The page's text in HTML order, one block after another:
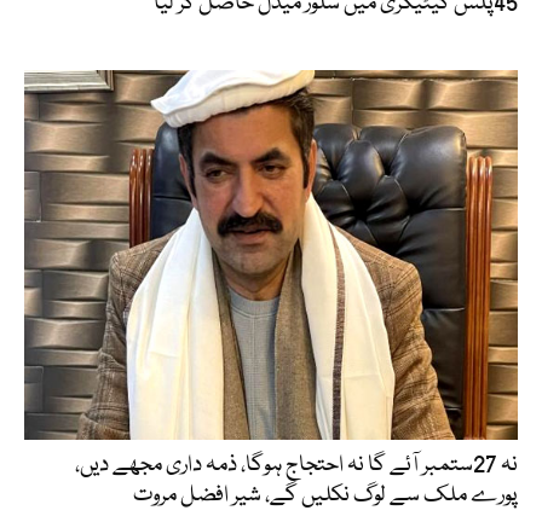
نہ 27ستمبر آئے گا نہ احتجاج ہوگا، ذمہ داری مجھے دیں،
پورے ملک سے لوگ نکلیں گے، شیر افضل مروت